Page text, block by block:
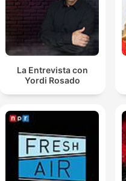
La Entrevista con
Yordi Rosado